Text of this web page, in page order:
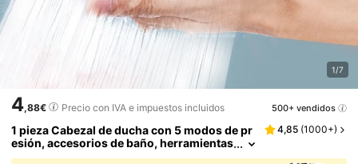
1/7
4,88€ Precio con IVA e impuestos incluidos 500+ vendidos
1 pieza Cabezal de ducha con 5 modos de pr
esión, accesorios de baño, herramientas
de baño
4,85 (1000+)